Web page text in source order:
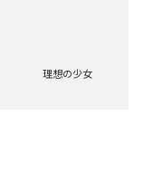
理想の少女